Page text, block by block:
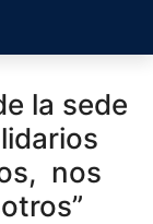
la sede
nos